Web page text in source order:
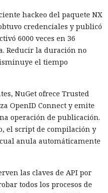
hackeo del paquete NX
credenciales y publicó
6000 veces en 36
Reducir la duración no
el tiempo
NuGet ofrece Trusted
OpenID Connect y emite
operación de publicación.
el script de compilación y
anula automáticamente
las claves de API por
todos los procesos de